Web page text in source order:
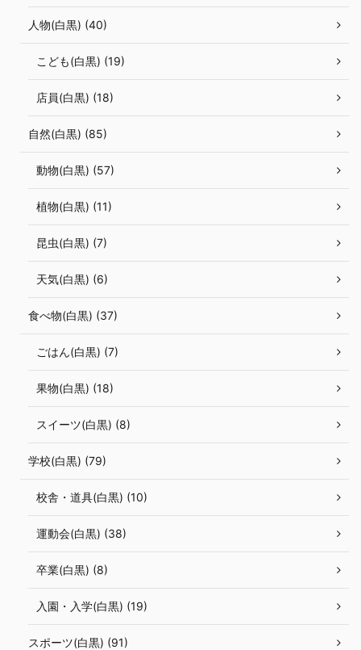
人物(白黒) (40)
こども(白黒) (19)
店員(白黒) (18)
自然(白黒) (85)
動物(白黒) (57)
植物(白黒) (11)
昆虫(白黒) (7)
天気(白黒) (6)
食べ物(白黒) (37)
ごはん(白黒) (7)
果物(白黒) (18)
スイーツ(白黒) (8)
学校(白黒) (79)
校舎・道具(白黒) (10)
運動会(白黒) (38)
卒業(白黒) (8)
入園・入学(白黒) (19)
スポーツ(白黒) (91)